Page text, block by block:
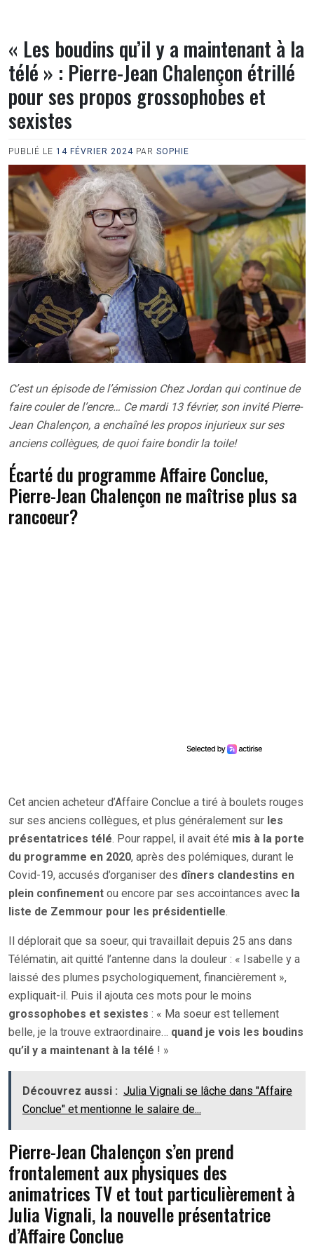
« Les boudins qu’il y a maintenant à la
télé » : Pierre-Jean Chalençon étrillé
pour ses propos grossophobes et
sexistes
PUBLIÉ LE 14 FÉVRIER 2024 PAR SOPHIE
C’est un épisode de l’émission Chez Jordan qui continue de
faire couler de l’encre… Ce mardi 13 février, son invité Pierre-
Jean Chalençon, a enchaîné les propos injurieux sur ses
anciens collègues, de quoi faire bondir la toile!
Écarté du programme Affaire Conclue,
Pierre-Jean Chalençon ne maîtrise plus sa
rancoeur?
Cet ancien acheteur d’Affaire Conclue a tiré à boulets rouges
sur ses anciens collègues, et plus généralement sur les
présentatrices télé. Pour rappel, il avait été mis à la porte
du programme en 2020, après des polémiques, durant le
Covid-19, accusés d’organiser des dîners clandestins en
plein confinement ou encore par ses accointances avec la
liste de Zemmour pour les présidentielle.
Il déplorait que sa soeur, qui travaillait depuis 25 ans dans
Télématin, ait quitté l’antenne dans la douleur : « Isabelle y a
laissé des plumes psychologiquement, financièrement »,
expliquait-il. Puis il ajouta ces mots pour le moins
grossophobes et sexistes : « Ma soeur est tellement
belle, je la trouve extraordinaire… quand je vois les boudins
qu’il y a maintenant à la télé ! »
Découvrez aussi : Julia Vignali se lâche dans "Affaire
Conclue" et mentionne le salaire de...
Pierre-Jean Chalençon s’en prend
frontalement aux physiques des
animatrices TV et tout particulièrement à
Julia Vignali, la nouvelle présentatrice
d’Affaire Conclue